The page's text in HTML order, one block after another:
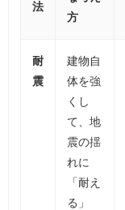
法
方
耐
震
建物自
体を強
くし
て、地
震の揺
れに
「耐え
る」